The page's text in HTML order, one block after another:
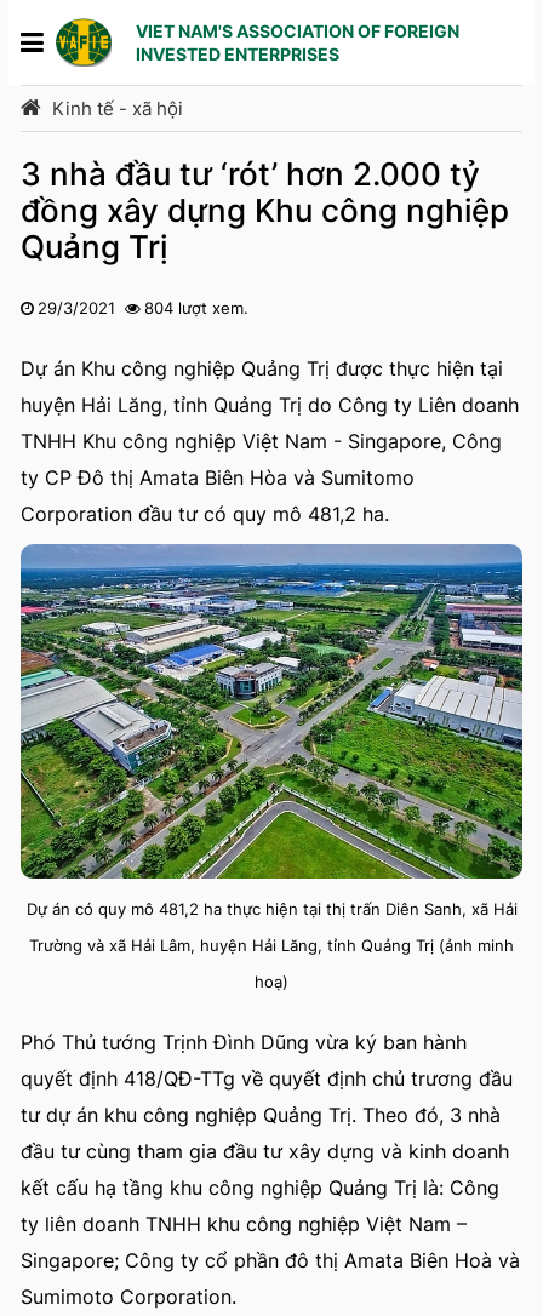
VIET NAM'S ASSOCIATION OF FOREIGN
INVESTED ENTERPRISES
Kinh tế - xã hội
3 nhà đầu tư ‘rót’ hơn 2.000 tỷ
đồng xây dựng Khu công nghiệp
Quảng Trị
29/3/2021
804 lượt xem.
Dự án Khu công nghiệp Quảng Trị được thực hiện tại
huyện Hải Lăng, tỉnh Quảng Trị do Công ty Liên doanh
TNHH Khu công nghiệp Việt Nam - Singapore, Công
ty CP Đô thị Amata Biên Hòa và Sumitomo
Corporation đầu tư có quy mô 481,2 ha.
Dự án có quy mô 481,2 ha thực hiện tại thị trấn Diên Sanh, xã Hải
Trường và xã Hải Lâm, huyện Hải Lăng, tỉnh Quảng Trị (ảnh minh
hoạ)
Phó Thủ tướng Trịnh Đình Dũng vừa ký ban hành
quyết định 418/QĐ-TTg về quyết định chủ trương đầu
tư dự án khu công nghiệp Quảng Trị. Theo đó, 3 nhà
đầu tư cùng tham gia đầu tư xây dựng và kinh doanh
kết cấu hạ tầng khu công nghiệp Quảng Trị là: Công
ty liên doanh TNHH khu công nghiệp Việt Nam –
Singapore; Công ty cổ phần đô thị Amata Biên Hoà và
Sumimoto Corporation.